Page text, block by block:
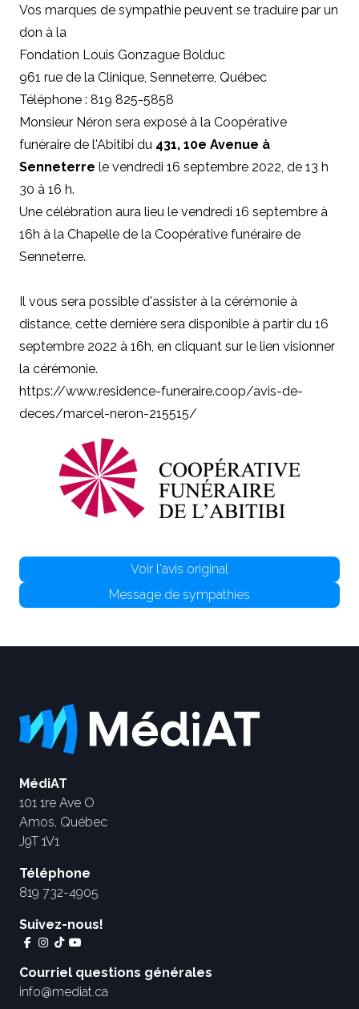
Vos marques de sympathie peuvent se traduire par un
don à la
Fondation Louis Gonzague Bolduc
961 rue de la Clinique, Senneterre, Québec
Téléphone : 819 825-5858
Monsieur Néron sera exposé à la Coopérative
funéraire de l'Abitibi du 431, 10e Avenue à
Senneterre le vendredi 16 septembre 2022, de 13 h
30 à 16 h.
Une célébration aura lieu le vendredi 16 septembre à
16h à la Chapelle de la Coopérative funéraire de
Senneterre.
Il vous sera possible d'assister à la cérémonie à
distance, cette dernière sera disponible à partir du 16
septembre 2022 à 16h, en cliquant sur le lien visionner
la cérémonie.
https://www.residence-funeraire.coop/avis-de-
deces/marcel-neron-215515/
Voir l'avis original
Message de sympathies
MédiAT
101 1re Ave O
Amos, Québec
J9T 1V1
Téléphone
819 732-4905
Suivez-nous!
Courriel questions générales
info@mediat.ca